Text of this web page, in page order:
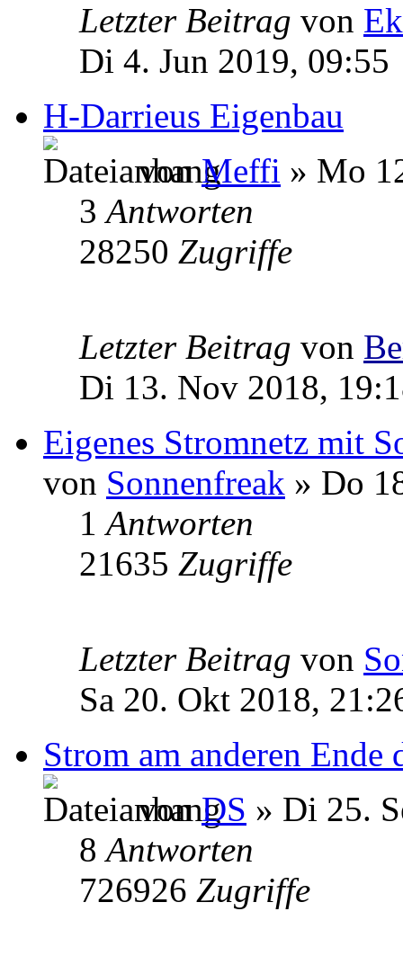
Letzter Beitrag von
Di 4. Jun 2019, 09:55
H-Darrieus Eigenbau
vonMeffi » Mo
3Antworten
28250 Zugriffe
Letzter Beitrag von
Di 13. Nov 2018,
Eigenes Stromnetz mit
von Sonnenfreak » Do
1Antworten
21635 Zugriffe
Letzter Beitrag von
Sa 20. Okt 2018,
Strom am anderen Ende
vonDS » Di 25.
8Antworten
726926 Zugriffe